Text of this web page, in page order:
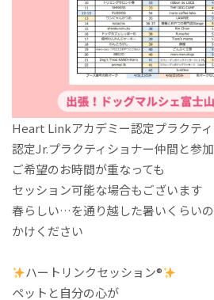
Heart Linkアカデミー認定プラクティ
認定Jr.プラクティショナー仲間と参
ご希望のお時間が重なっても
セッション可能な場合もございます
春らしい…を通り越した暑いくらい
かけください
ハートリンクセッション®️
ペットと自分の心が